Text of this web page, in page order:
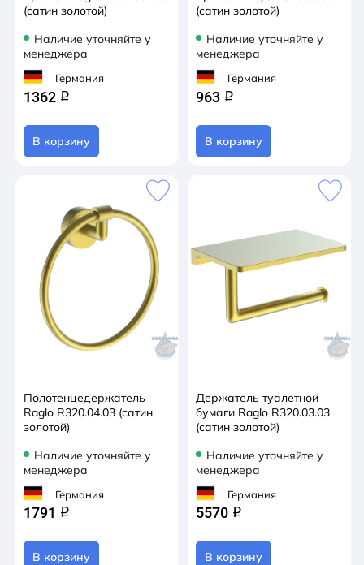
(сатин золотой)
Наличие уточняйте у
менеджера
Германия
1362 q
В корзину
(сатин золотой)
Наличие уточняйте у
менеджера
Германия
963 q
В корзину
Полотенцедержатель
Raglo R320.04.03 (сатин
золотой)
Наличие уточняйте у
менеджера
Германия
1791 q
В корзину
Держатель туалетной
бумаги Raglo R320.03.03
(сатин золотой)
Наличие уточняйте у
менеджера
Германия
5570 q
В корзину